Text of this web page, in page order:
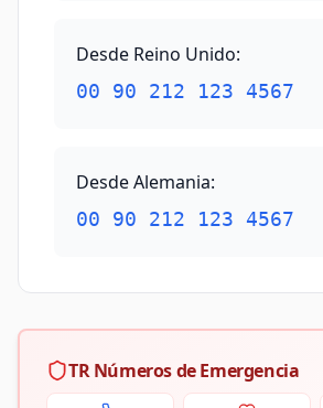
Desde Reino Unido:
00 90 212 123 4567
Desde Alemania:
00 90 212 123 4567
TR Números de Emergencia